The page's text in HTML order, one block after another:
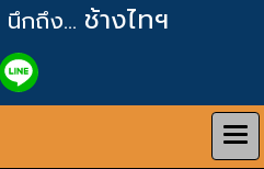
นึกถึง... ช้างไทฯ